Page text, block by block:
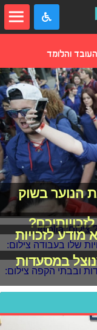
והלומד
הנוער בשוק
מהנוער לא מודע לזכויות
במסעדות